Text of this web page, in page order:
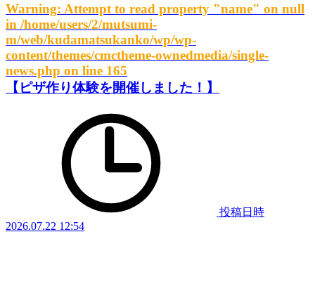
Warning: Attempt to read property "name" on null
in /home/users/2/mutsumi-
m/web/kudamatsukanko/wp/wp-
content/themes/cmctheme-ownedmedia/single-
news.php on line 165
【ピザ作り体験を開催しました！】
投稿日時
2026.07.22 12:54